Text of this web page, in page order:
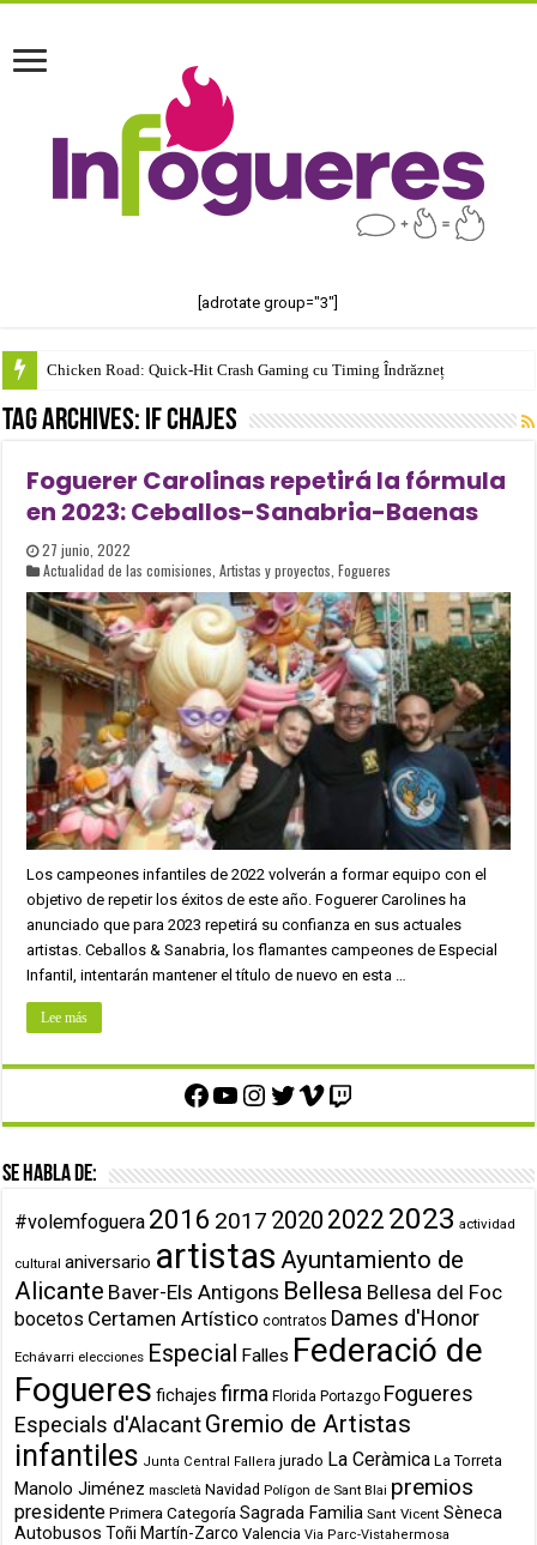
[adrotate group="3"]
Chicken Road: Quick‑Hit Crash Gaming cu Timing Îndrăzneț
Tag Archives: if chajes
Foguerer Carolinas repetirá la fórmula
en 2023: Ceballos-Sanabria-Baenas
27 junio, 2022
Actualidad de las comisiones ,Artistas y proyectos ,Fogueres
Los campeones infantiles de 2022 volverán a formar equipo con el
objetivo de repetir los éxitos de este año. Foguerer Carolines ha
anunciado que para 2023 repetirá su confianza en sus actuales
artistas. Ceballos & Sanabria, los flamantes campeones de Especial
Infantil, intentarán mantener el título de nuevo en esta …
Lee más
Facebook
YouTube
Instagram
Twitter
Vimeo
Twitch
Se habla de:
#volemfoguera 2016 2017 2020 2022 2023 actividad
cultural aniversario artistas Ayuntamiento de
Alicante Baver-Els Antigons Bellesa Bellesa del Foc
bocetos Certamen Artístico contratos Dames d'Honor
Echávarri elecciones Especial Falles Federació de
Fogueres fichajes firma Florida Portazgo Fogueres
Especials d'AlacantGremio de Artistas
infantiles Junta Central Fallera jurado La Ceràmica La Torreta
Manolo Jiménez mascletà Navidad Polígon de Sant Blai premios
presidente Primera Categoría Sagrada Familia Sant Vicent Sèneca
Autobusos Toñi Martín-Zarco Valencia Via Parc-Vistahermosa